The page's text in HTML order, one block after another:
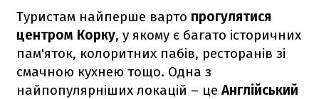
Туристам найперше варто прогулятися
центром Корку, у якому є багато історичних
пам'яток, колоритних пабів, ресторанів зі
смачною кухнею тощо. Одна з
найпопулярніших локацій – це Англійський